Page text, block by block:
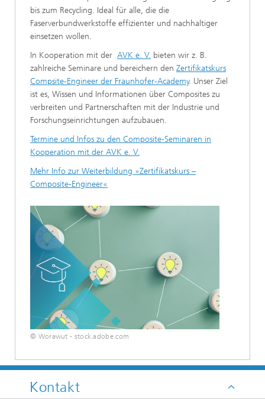
bis zum Recycling. Ideal für alle, die die
Faserverbundwerkstoffe effizienter und nachhaltiger
einsetzen wollen.
In Kooperation mit der AVK e. V. bieten wir z. B.
zahlreiche Seminare und bereichern den Zertifikatskurs
Compsite-Engineer der Fraunhofer-Academy. Unser Ziel
ist es, Wissen und Informationen über Composites zu
verbreiten und Partnerschaften mit der Industrie und
Forschungseinrichtungen aufzubauen.
Termine und Infos zu den Composite-Seminaren in
Kooperation mit der AVK e. V.
Mehr Info zur Weiterbildung »Zertifikatskurs –
Composite-Engineer«
© Worawut - stock.adobe.com
Kontakt